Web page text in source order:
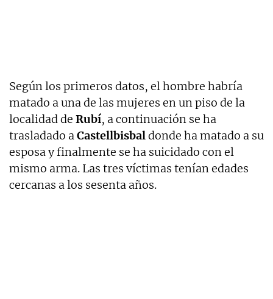
Según los primeros datos, el hombre habría
matado a una de las mujeres en un piso de la
localidad de Rubí, a continuación se ha
trasladado aCastellbisbaldonde ha matado a su
esposa y finalmente se ha suicidado con el
mismo arma. Las tres víctimas tenían edades
cercanas a los sesenta años.